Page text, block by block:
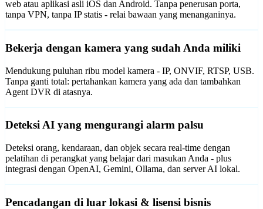
web atau aplikasi asli iOS dan Android. Tanpa penerusan porta,
tanpa VPN, tanpa IP statis - relai bawaan yang menanganinya.
Bekerja dengan kamera yang sudah Anda miliki
Mendukung puluhan ribu model kamera - IP, ONVIF, RTSP, USB.
Tanpa ganti total: pertahankan kamera yang ada dan tambahkan
Agent DVR di atasnya.
Deteksi AI yang mengurangi alarm palsu
Deteksi orang, kendaraan, dan objek secara real-time dengan
pelatihan di perangkat yang belajar dari masukan Anda - plus
integrasi dengan OpenAI, Gemini, Ollama, dan server AI lokal.
Pencadangan di luar lokasi & lisensi bisnis